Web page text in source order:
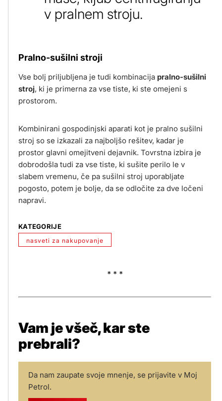
v pralnem stroju.
Pralno-sušilni stroji
Vse bolj priljubljena je tudi kombinacija pralno-sušilni
stroj, ki je primerna za vse tiste, ki ste omejeni s
prostorom.
Kombinirani gospodinjski aparati kot je pralno sušilni
stroj so se izkazali za najboljšo rešitev, kadar je
prostor glavni omejitveni dejavnik. Tovrstna izbira je
dobrodošla tudi za vse tiste, ki sušite perilo le v
slabem vremenu, če pa sušilni stroj uporabljate
pogosto, potem je bolje, da se odločite za dve ločeni
napravi.
KATEGORIJE
nasveti za nakupovanje
* * *
Vam je všeč, kar ste
prebrali?
Da nam zaupate svoje mnenje, se prijavite v Moj
Petrol.